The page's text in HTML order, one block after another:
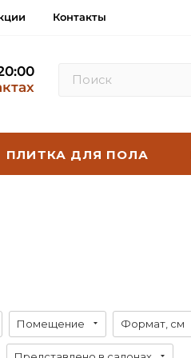
Контакты
ПЛИТКА ДЛЯ ПОЛА
Помещение Формат, см